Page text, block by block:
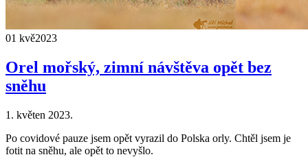
01 kvě2023
Orel mořský, zimní návštěva opět bez
sněhu
1. květen 2023.
Po covidové pauze jsem opět vyrazil do Polska orly. Chtěl jsem je
fotit na sněhu, ale opět to nevyšlo.